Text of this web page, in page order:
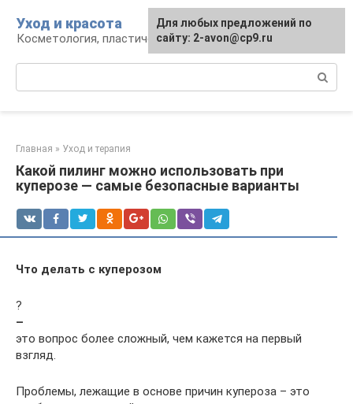
контенту
Уход и красота
Косметология, пластическая хирургия, уход
Главная » Уход и терапия
Какой пилинг можно использовать при
куперозе — самые безопасные варианты
Что делать с куперозом
?
–
это вопрос более сложный, чем кажется на первый
взгляд.
Проблемы, лежащие в основе причин купероза – это
Для любых предложений по
сайту: 2-avon@cp9.ru